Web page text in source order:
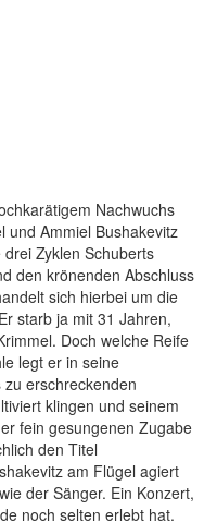
Nachwuchs
und Ammiel Bushakevitz
Zyklen Schuberts
den krönenden Abschluss
sich hierbei um die
starb ja mit 31 Jahren,
Doch welche Reife
legt er in seine
erschreckenden
klingen und seinem
fein gesungenen Zugabe
den Titel
am Flügel agiert
der Sänger. Ein Konzert,
noch selten erlebt hat.